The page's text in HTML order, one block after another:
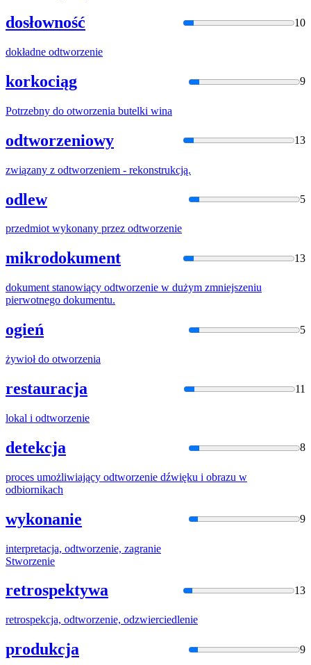
dosłowność 10
dokładne odtworzenie
korkociąg 9
Potrzebny do otworzenia butelki wina
odtworzeniowy 13
związany z odtworzeniem - rekonstrukcją.
odlew 5
przedmiot wykonany przez odtworzenie
mikrodokument 13
dokument stanowiący odtworzenie w dużym zmniejszeniu
pierwotnego dokumentu.
ogień 5
żywioł do otworzenia
restauracja 11
lokal i odtworzenie
detekcja 8
proces umożliwiający odtworzenie dźwięku i obrazu w
odbiornikach
wykonanie 9
interpretacja, odtworzenie, zagranie
Stworzenie
retrospektywa 13
retrospekcja, odtworzenie, odzwierciedlenie
produkcja 9